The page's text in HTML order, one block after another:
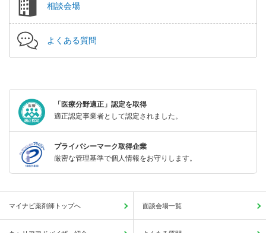
相談会場
よくある質問
「医療分野適正」認定を取得
適正認定事業者として認定されました。
プライバシーマーク取得企業
厳密な管理基準で個人情報をお守りします。
マイナビ薬剤師トップへ 面談会場一覧